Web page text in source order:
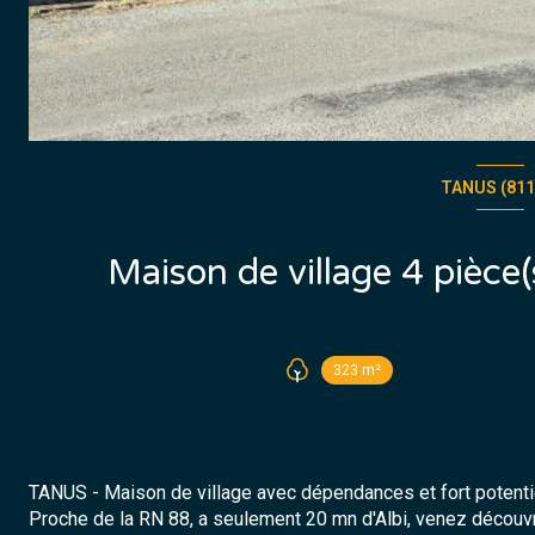
TANUS
323 m²
TANUS - Maison de village avec dépendances et fort
Proche de la RN 88, a seulement 20 mn d'Albi, venez